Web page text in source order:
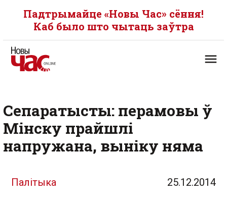
Падтрымайце «Новы Час» сёння!
Каб было што чытаць заўтра
Сепаратысты: перамовы ў
Мінску прайшлі
напружана, выніку няма
Палітыка 25.12.2014